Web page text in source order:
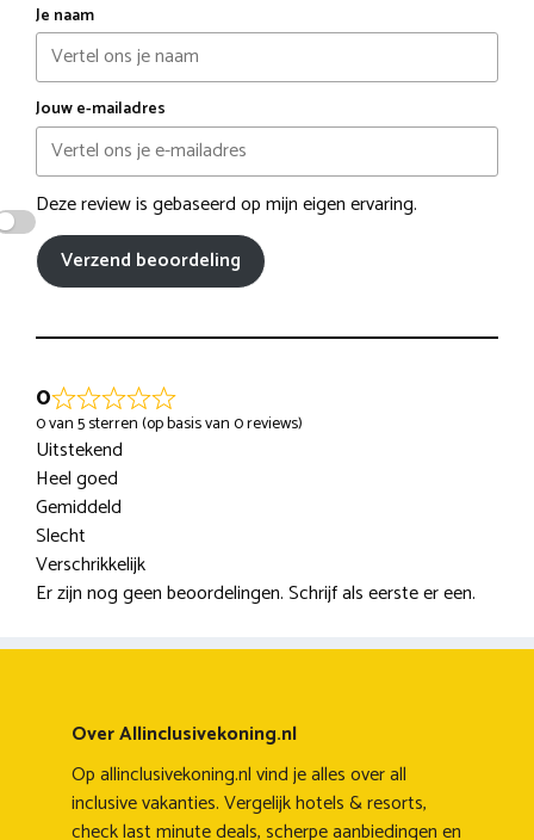
Je naam
Jouw e-mailadres
Deze review is gebaseerd op mijn eigen ervaring.
Verzend beoordeling
0
0 van 5 sterren (op basis van 0 reviews)
Uitstekend
Heel goed
Gemiddeld
Slecht
Verschrikkelijk
Er zijn nog geen beoordelingen. Schrijf als eerste er een.
Over Allinclusivekoning.nl
Op allinclusivekoning.nl vind je alles over all
inclusive vakanties. Vergelijk hotels & resorts,
check last minute deals, scherpe aanbiedingen en